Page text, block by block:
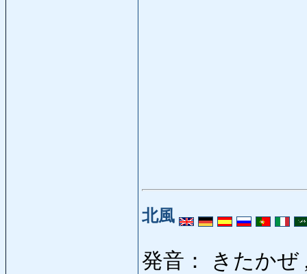
北風
発音： きたかぜ